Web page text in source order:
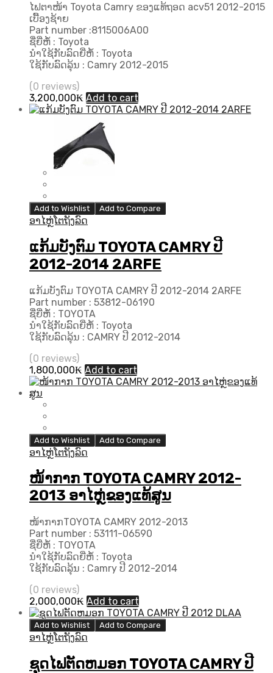
ໄຟຕາໜ້າ Toyota Camry ຂອງແທ້ຖອດ acv51 2012-2015
ເບື້ອງຊ້າຍ
Part number :8115006A00
ຊື່ຍີ່ຫໍ້ : Toyota
ນຳໃຊ້ກັບລົດຍີ່ຫໍ້ : Toyota
ໃຊ້ກັບລົດລຸ້ນ : Camry 2012-2015
(0 reviews)
3,200,000₭ Add to cart
Add to Wishlist Add to Compare
ອາໄຫຼ່ໂຕຖັງລົດ
ແກ້ມບັງຕົມ TOYOTA CAMRY ປີ
2012-2014 2ARFE
ແກ້ມບັງຕົມ TOYOTA CAMRY ປີ 2012-2014 2ARFE
Part number : 53812-06190
ຊື່ຍີ່ຫໍ້ : TOYOTA
ນຳໃຊ້ກັບລົດຍີ່ຫໍ້ : Toyota
ໃຊ້ກັບລົດລຸ້ນ : CAMRY ປີ 2012-2014
(0 reviews)
1,800,000₭ Add to cart
Add to Wishlist Add to Compare
ອາໄຫຼ່ໂຕຖັງລົດ
ໜ້າກາກ TOYOTA CAMRY 2012-
2013 ອາໄຫຼ່ຂອງແທ້ສູນ
ໜ້າກາກTOYOTA CAMRY 2012-2013
Part number : 53111-06590
ຊື່ຍີ່ຫໍ້ : TOYOTA
ນຳໃຊ້ກັບລົດຍີ່ຫໍ້ : Toyota
ໃຊ້ກັບລົດລຸ້ນ : Camry ປີ 2012-2014
(0 reviews)
2,000,000₭ Add to cart
Add to Wishlist Add to Compare
ອາໄຫຼ່ໂຕຖັງລົດ
ຊຸດໄຟຕັດຫມອກ TOYOTA CAMRY ປີ